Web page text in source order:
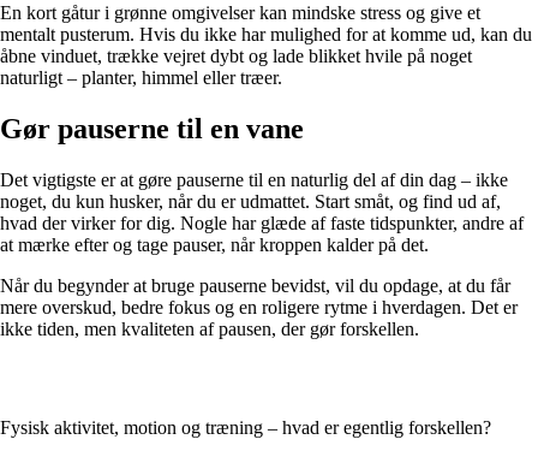
En kort gåtur i grønne omgivelser kan mindske stress og give et
mentalt pusterum. Hvis du ikke har mulighed for at komme ud, kan du
åbne vinduet, trække vejret dybt og lade blikket hvile på noget
naturligt – planter, himmel eller træer.
Gør pauserne til en vane
Det vigtigste er at gøre pauserne til en naturlig del af din dag – ikke
noget, du kun husker, når du er udmattet. Start småt, og find ud af,
hvad der virker for dig. Nogle har glæde af faste tidspunkter, andre af
at mærke efter og tage pauser, når kroppen kalder på det.
Når du begynder at bruge pauserne bevidst, vil du opdage, at du får
mere overskud, bedre fokus og en roligere rytme i hverdagen. Det er
ikke tiden, men kvaliteten af pausen, der gør forskellen.
Fysisk aktivitet, motion og træning – hvad er egentlig forskellen?